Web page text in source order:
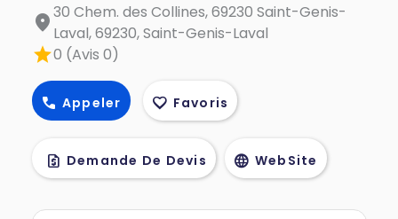
location_on30 Chem. des Collines, 69230 Saint-Genis-
Laval, 69230, Saint-Genis-Laval
star0 (Avis 0)
call Appeler favorite Favoris
request_quote Demande De Devis language WebSite